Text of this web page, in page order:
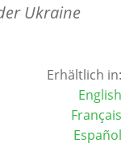
Ukraine
Erhältlich in:
English
Français
Español